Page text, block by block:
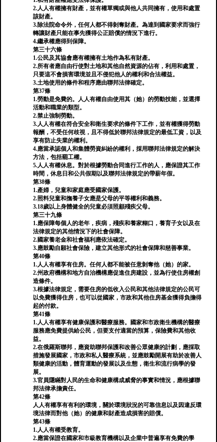
2.人人有權擁有財產，並有權單獨或與他人共同擁有，使用和處置
該財產。
3.除法院命令外，任何人都不得剝奪財產。為達到國家要求而強行
轉讓財產只能在事先獲得公正賠償的情況下進行。
4.繼承權應得到保障。
第三十六條
1.公民及其協會應有權擁有土地作為私有財產。
2.所有者應自由行使對土地和其他自然資源的佔有，利用和處置，
只要這不會損害環境並且不侵犯他人的權利和合法權益。
3.土地使用的條件和程序應由聯邦法律確定。
第37條
1.勞動是免費的。人人有權自由使用其（她）的勞動技能，並選擇
活動和職業的類型。
2.禁止強制勞動。
3.人人有權在符合安全和衛生要求的條件下工作，並有權獲得勞動
報酬，不受任何歧視，且不得低於聯邦法律規定的最低工資，以及
享有防止失業的權利。
4.應當承認個人和集體勞資糾紛的權利，採用聯邦法律規定的解決
方法，包括罷工權。
5.人人有權休息。對於根據勞動合同進行工作的人，應保證其工作
時間，休息日和公共假期以及聯邦法律規定的帶薪年假。
第38條
1.產婦，兒童和家庭應受國家保護。
2.照料兒童和撫養子女應是父母的平等權利和義務。
3.18歲以上身體健全的兒童必須照顧殘疾父母。
第三十九條
1.應保障每個人的老年，疾病，殘疾和養家糊口，養育子女以及在
法律規定的其他情況下的社會保障。
2.國家養老金和社會福利應依法確定。
3.應鼓勵自願社會保險，建立其他形式的社會保障和慈善事業。
第40條
1.人人有權享有住房。任何人都不能被任意剝奪他（她）的家。
2.州政府機構和地方自治機構應促進住房建設，並為行使住房權創
造條件。
3.根據法律規定，需要住房的低收入公民和其他法律規定的公民可
以免費獲得住房，也可以從國家，市政和其他住房基金獲得負擔得
起的付款。
第41條
1.人人有權享有健康保護和醫療服務。國家和市政衛生機構的醫療
服務應免費提供給公民，但要支付適當的預算，保險費和其他收
益。
2.在俄羅斯聯邦，應資助聯邦保護和改善公眾健康的計劃，應採取
措施發展國家，市政和私人醫療系統，並應鼓勵開展有助於改善人
類健康的活動，體育運動的發展以及生態，衛生和流行病學的發
展。
3.官員隱瞞對人民的生命和健康構成威脅的事實和情況，應根據聯
邦法律承擔責任。
第42條
人人有權享有有利的環境，關於環境狀況的可靠信息以及因違反環
境法律而對他（她）的健康和財產造成損害的賠償。
第43條
1.人人有權受教育。
2.應當保證在國家和市級教育機構以及企業中普遍享有免費的學